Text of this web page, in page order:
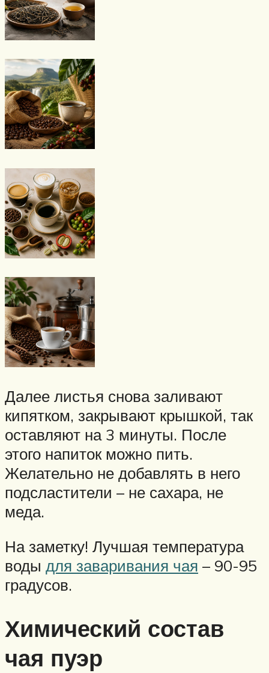
Далее листья снова заливают
кипятком, закрывают крышкой, так
оставляют на 3 минуты. После
этого напиток можно пить.
Желательно не добавлять в него
подсластители – не сахара, не
меда.
На заметку! Лучшая температура
воды для заваривания чая – 90-95
градусов.
Химический состав
чая пуэр